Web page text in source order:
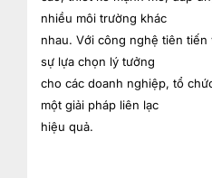
nhiều môi trường khác
nhau. Với công nghệ tiên
sự lựa chọn lý tưởng
cho các doanh nghiệp, tổ
một giải pháp liên lạc
hiệu quả.